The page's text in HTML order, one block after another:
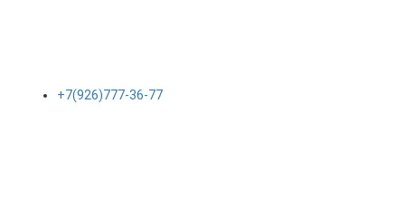
+7(926)777-36-77